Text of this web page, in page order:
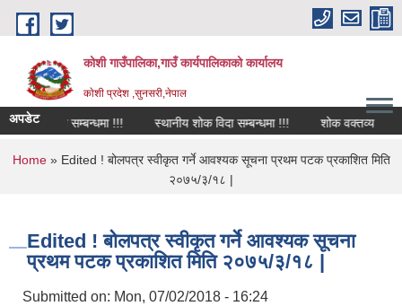
Skip to main content
कोशी गाउँपालिका,गाउँ कार्यपालिकाको कार्यालय
काेशी प्रदेश ,सुनसरी,नेपाल
अपडेट
शोक विदा सम्बन्धमा !!! स्थानीय शोक विदा सम्बन्धमा !!! शोक वक्तव्य
You are here
Home» Edited ! बोलपत्र स्वीकृत गर्ने आवश्यक सूचना प्रथम पटक प्रकाशित मिति
२०७५/३/१८ |
Edited ! बोलपत्र स्वीकृत गर्ने आवश्यक सूचना
प्रथम पटक प्रकाशित मिति २०७५/३/१८ |
Submitted on: Mon, 07/02/2018 - 16:24